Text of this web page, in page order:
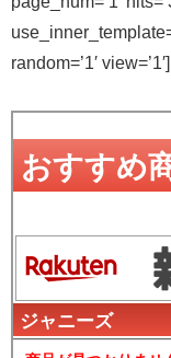
random=’1′ view=’1′]